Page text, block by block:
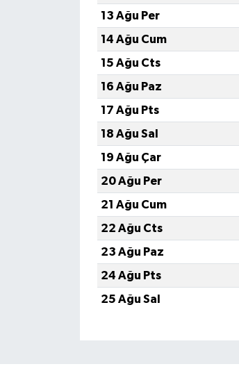
13 Ağu Per
14 Ağu Cum
15 Ağu Cts
16 Ağu Paz
17 Ağu Pts
18 Ağu Sal
19 Ağu Çar
20 Ağu Per
21 Ağu Cum
22 Ağu Cts
23 Ağu Paz
24 Ağu Pts
25 Ağu Sal